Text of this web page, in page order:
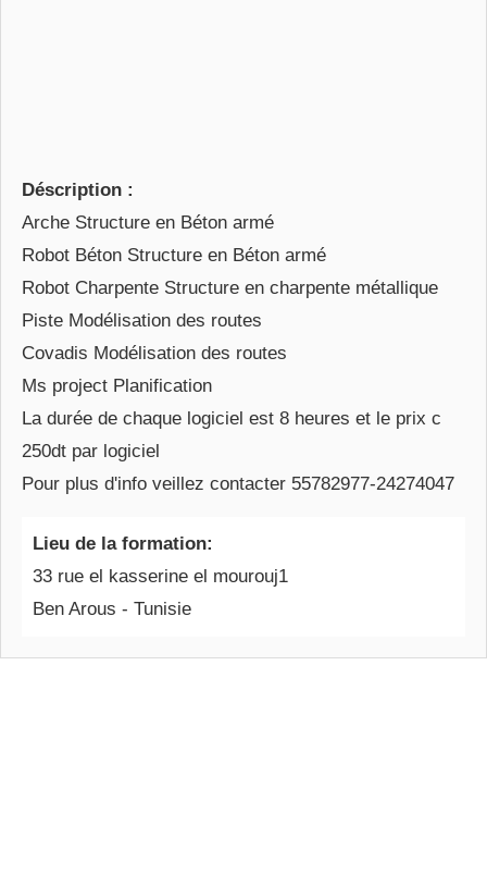
Déscription :
Arche Structure en Béton armé
Robot Béton Structure en Béton armé
Robot Charpente Structure en charpente métallique
Piste Modélisation des routes
Covadis Modélisation des routes
Ms project Planification
La durée de chaque logiciel est 8 heures et le prix c
250dt par logiciel
Pour plus d'info veillez contacter 55782977-24274047
Lieu de la formation:
33 rue el kasserine el mourouj1
Ben Arous - Tunisie